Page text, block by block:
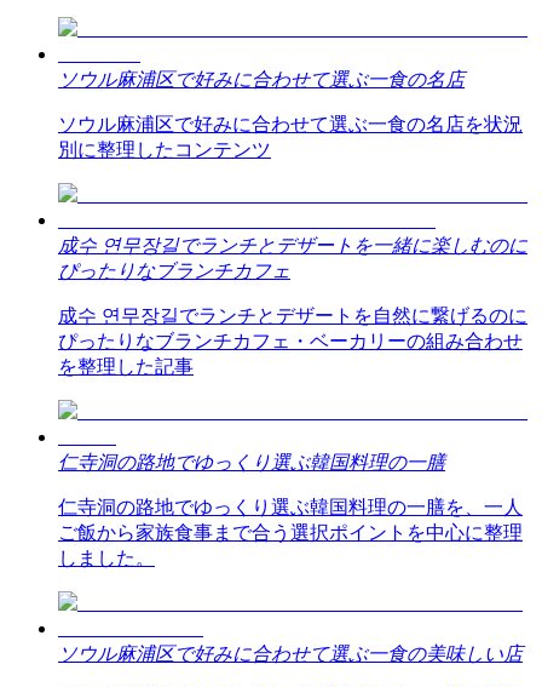
ソウル麻浦区で好みに合わせて選ぶ一食の名店
ソウル麻浦区で好みに合わせて選ぶ一食の名店を状況
別に整理したコンテンツ
成수 연무장길でランチとデザートを一緒に楽しむのに
ぴったりなブランチカフェ
成수 연무장길でランチとデザートを自然に繋げるのに
ぴったりなブランチカフェ・ベーカリーの組み合わせ
を整理した記事
仁寺洞の路地でゆっくり選ぶ韓国料理の一膳
仁寺洞の路地でゆっくり選ぶ韓国料理の一膳を、一人
ご飯から家族食事まで合う選択ポイントを中心に整理
しました。
ソウル麻浦区で好みに合わせて選ぶ一食の美味しい店